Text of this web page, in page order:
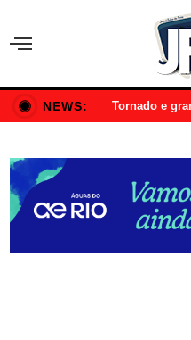
NEWS: Tornado e